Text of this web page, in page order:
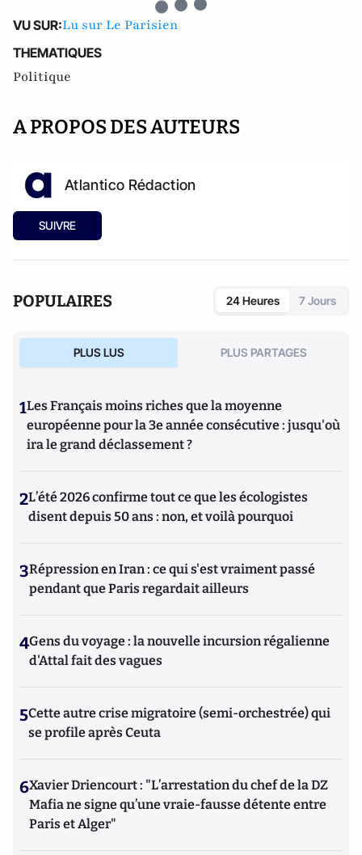
VU SUR:Lu sur Le Parisien
THEMATIQUES
Politique
A PROPOS DES AUTEURS
Atlantico Rédaction
SUIVRE
POPULAIRES 24 Heures 7 Jours
PLUS LUS PLUS PARTAGES
1Les Français moins riches que la moyenne
européenne pour la 3e année consécutive : jusqu'où
ira le grand déclassement ?
2L’été 2026 confirme tout ce que les écologistes
disent depuis 50 ans : non, et voilà pourquoi
3Répression en Iran : ce qui s'est vraiment passé
pendant que Paris regardait ailleurs
4Gens du voyage : la nouvelle incursion régalienne
d'Attal fait des vagues
5Cette autre crise migratoire (semi-orchestrée) qui
se profile après Ceuta
6Xavier Driencourt : "L’arrestation du chef de la DZ
Mafia ne signe qu’une vraie-fausse détente entre
Paris et Alger"